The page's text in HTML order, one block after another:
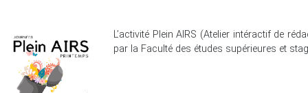
L’activité Plein AIRS (Atelier intéractif de
par la Faculté des études supérieures et